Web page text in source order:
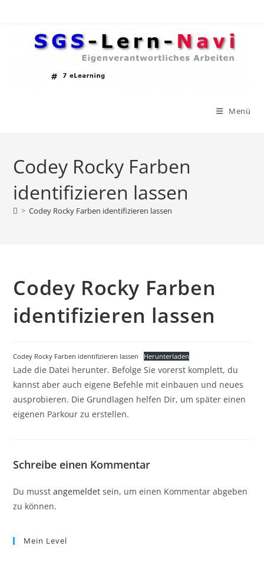
Menü
Codey Rocky Farben
identifizieren lassen
> Codey Rocky Farben identifizieren lassen
Codey Rocky Farben
identifizieren lassen
Codey Rocky Farben identifizieren lassen Herunterladen
Lade die Datei herunter. Befolge Sie vorerst komplett, du
kannst aber auch eigene Befehle mit einbauen und neues
ausprobieren. Die Grundlagen helfen Dir, um später einen
eigenen Parkour zu erstellen.
Schreibe einen Kommentar
Du musstangemeldet sein, um einen Kommentar abgeben
zu können.
Mein Level